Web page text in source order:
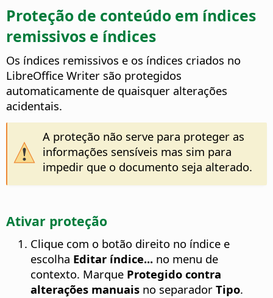
Proteção de conteúdo em índices
remissivos e índices
Os índices remissivos e os índices criados no
LibreOffice Writer são protegidos
automaticamente de quaisquer alterações
acidentais.
A proteção não serve para proteger as
informações sensíveis mas sim para
impedir que o documento seja alterado.
Ativar proteção
Clique com o botão direito no índice e
escolha Editar índice... no menu de
contexto. Marque Protegido contra
alterações manuais no separador Tipo.